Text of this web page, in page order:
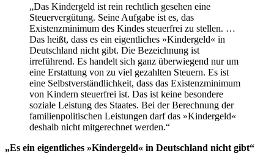
„Das Kindergeld ist rein rechtlich gesehen eine
Steuervergütung. Seine Aufgabe ist es, das
Existenzminimum des Kindes steuerfrei zu stellen. …
Das heißt, dass es ein eigentliches »Kindergeld« in
Deutschland nicht gibt. Die Bezeichnung ist
irreführend. Es handelt sich ganz überwiegend nur um
eine Erstattung von zu viel gezahlten Steuern. Es ist
eine Selbstverständlichkeit, dass das Existenzminimum
von Kindern steuerfrei ist. Das ist keine besondere
soziale Leistung des Staates. Bei der Berechnung der
familienpolitischen Leistungen darf das »Kindergeld«
deshalb nicht mitgerechnet werden.“
„Es ein eigentliches »Kindergeld« in Deutschland nicht gibt“